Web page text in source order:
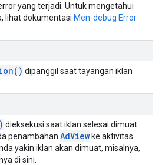
yang terjadi. Untuk mengetahui
lihat dokumentasi Men-debug Error
dipanggil saat tayangan iklan
dieksekusi saat iklan selesai dimuat.
penambahan AdView ke aktivitas
yakin iklan akan dimuat, misalnya,
di sini.